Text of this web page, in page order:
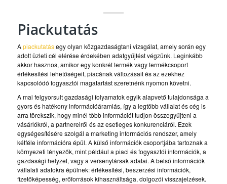
Piackutatás
Apiackutatásegy olyan közgazdaságtani vizsgálat, amely során egy
adott üzleti cél elérése érdekében adatgyűjtést végzünk. Leginkább
akkor hasznos, amikor egy konkrét termék vagy termékcsoport
értékesítési lehetőségeit, piacának változásait és az ezekhez
kapcsolódó fogyasztói magatartást szeretnénk nyomon követni.
A mai felgyorsult gazdasági folyamatok egyik alapvető tulajdonsága a
gyors és hatékony információáramlás, így a legtöbb vállalat és cég is
arra törekszik, hogy minél több információt tudjon összegyűjteni a
vásárlókról, a partnereiről és az esetleges konkurenciáról. Ezek
egységesítésére szolgál a marketing információs rendszer, amely
kétféle információra épül. A külső információk csoportjába tartoznak a
környezeti tényezők, mint például a piaci és fogyasztói információk, a
gazdasági helyzet, vagy a versenytársak adatai. A belső információk
vállalati adatokra épülnek: értékesítési, beszerzési információk,
fizetőképesség, erőforrások kihasználtsága, dolgozói visszajelzések.